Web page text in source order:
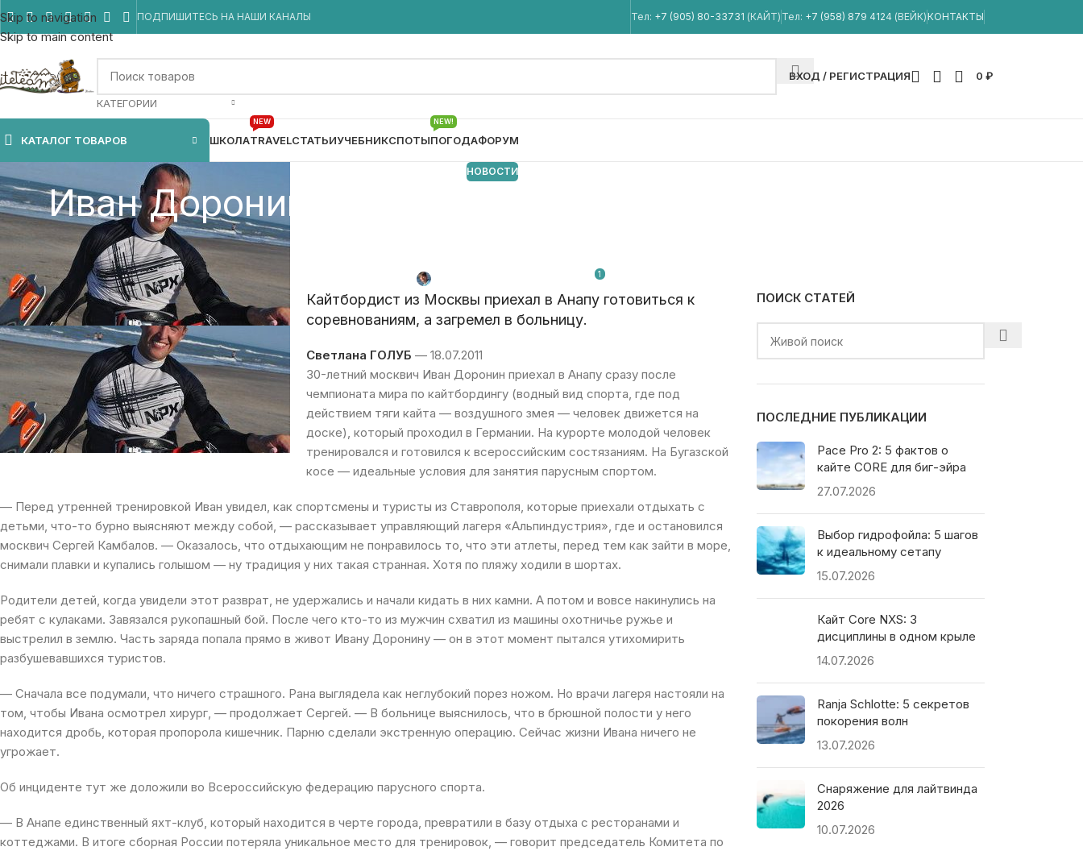
Skip to navigation
Skip to main content
ПОДПИШИТЕСЬ НА НАШИ КАНАЛЫ
Тел: +7 (905) 80-33731 (КАЙТ) Тел: +7 (958) 879 4124 (ВЕЙК) КОНТАКТЫ
КАТЕГОРИИ
ВХОД / РЕГИСТРАЦИЯ 0 ₽
КАТАЛОГ ТОВАРОВ ШКОЛАTRAVEL
NEW
СТАТЬИУЧЕБНИКСПОТЫПОГОДА
NEW!
ФОРУМ
НОВОСТИ
Иван Доронин получил огнестрельное ранение в
Игорь Кремнёв 1
Кайтбордист из Москвы приехал в Анапу готовиться к
соревнованиям, а загремел в больницу.
Светлана ГОЛУБ — 18.07.2011
30-летний москвич Иван Доронин приехал в Анапу сразу после
чемпионата мира по кайтбордингу (водный вид спорта, где под
действием тяги кайта — воздушного змея — человек движется на
доске), который проходил в Германии. На курорте молодой человек
тренировался и готовился к всероссийским состязаниям. На Бугазской
косе — идеальные условия для занятия парусным спортом.
— Перед утренней тренировкой Иван увидел, как спортсмены и туристы из Ставрополя, которые приехали отдыхать с
детьми, что-то бурно выясняют между собой, — рассказывает управляющий лагеря «Альпиндустрия», где и остановился
москвич Сергей Камбалов. — Оказалось, что отдыхающим не понравилось то, что эти атлеты, перед тем как зайти в море,
снимали плавки и купались голышом — ну традиция у них такая странная. Хотя по пляжу ходили в шортах.
Родители детей, когда увидели этот разврат, не удержались и начали кидать в них камни. А потом и вовсе накинулись на
ребят с кулаками. Завязался рукопашный бой. После чего кто-то из мужчин схватил из машины охотничье ружье и
выстрелил в землю. Часть заряда попала прямо в живот Ивану Доронину — он в этот момент пытался утихомирить
разбушевавшихся туристов.
— Сначала все подумали, что ничего страшного. Рана выглядела как неглубокий порез ножом. Но врачи лагеря настояли на
том, чтобы Ивана осмотрел хирург, — продолжает Сергей. — В больнице выяснилось, что в брюшной полости у него
находится дробь, которая пропорола кишечник. Парню сделали экстренную операцию. Сейчас жизни Ивана ничего не
угрожает.
Об инциденте тут же доложили во Всероссийскую федерацию парусного спорта.
— В Анапе единственный яхт-клуб, который находится в черте города, превратили в базу отдыха с ресторанами и
коттеджами. В итоге сборная России потеряла уникальное место для тренировок, — говорит председатель Комитета по
ПОИСК СТАТЕЙ
ПОСЛЕДНИЕ ПУБЛИКАЦИИ
Pace Pro 2: 5 фактов о
кайте CORE для биг-эйра
27.07.2026
Выбор гидрофойла: 5 шагов
к идеальному сетапу
15.07.2026
Кайт Core NXS: 3
дисциплины в одном крыле
14.07.2026
Ranja Schlotte: 5 секретов
покорения волн
13.07.2026
Снаряжение для лайтвинда
2026
10.07.2026